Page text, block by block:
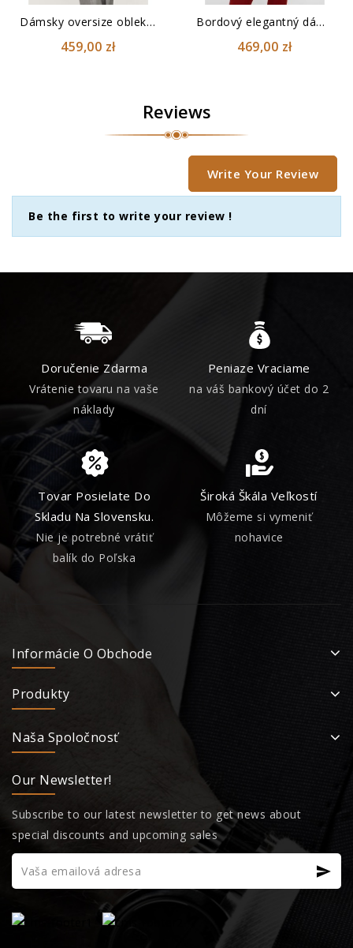
Dámsky oversize oblek šedej...
459,00 zł
Bordový elegantný dámsky oblek
469,00 zł
Reviews
Write Your Review
Be the first to write your review !
Doručenie Zdarma
Vrátenie tovaru na vaše
náklady
Peniaze Vraciame
na váš bankový účet do 2
dní
Tovar Posielate Do
Skladu Na Slovensku.
Nie je potrebné vrátiť
balík do Poľska
Široká Škála Veľkostí
Môžeme si vymeniť
nohavice
Informácie O Obchode
Produkty
Naša Spoločnosť
Our Newsletter!
Subscribe to our latest newsletter to get news about
special discounts and upcoming sales